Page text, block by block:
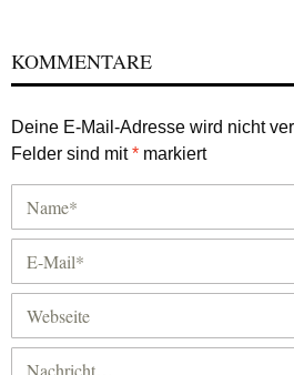
KOMMENTARE
Deine E-Mail-Adresse wird nicht
Felder sind mit* markiert